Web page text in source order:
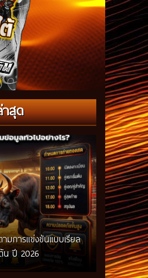
สุด
มการแข่งขันแบบเรียล
น ปี 2026